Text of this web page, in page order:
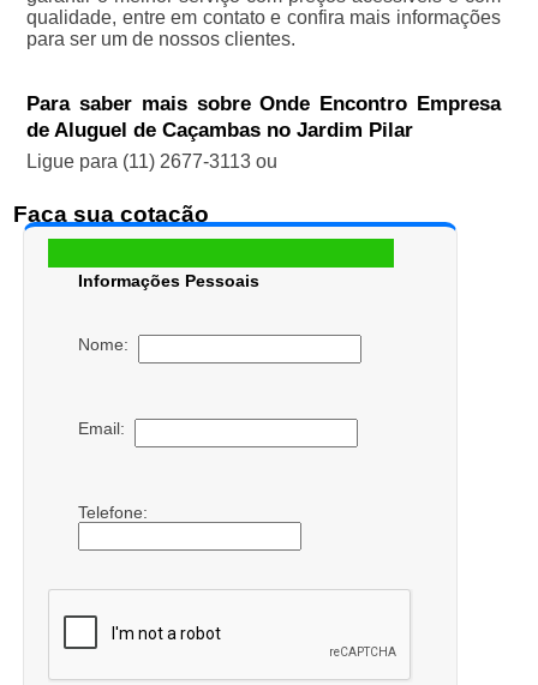
qualidade, entre em contato e confira mais informações
para ser um de nossos clientes.
Para saber mais sobre Onde Encontro Empresa
de Aluguel de Caçambas no Jardim Pilar
Ligue para (11) 2677-3113ou
Faça sua cotação
Informações Pessoais
Nome:
Email:
Telefone: